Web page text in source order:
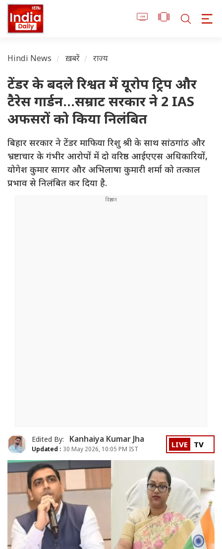
Hindi News ख़बरें राज्य
टेंडर के बदले रिश्वत में यूरोप ट्रिप और
टैरेस गार्डन...सम्राट सरकार ने 2 IAS
अफसरों को किया निलंबित
बिहार सरकार ने टेंडर माफिया रिशु श्री के साथ सांठगांठ और
भ्रष्टाचार के गंभीर आरोपों में दो वरिष्ठ आईएएस अधिकारियों,
योगेश कुमार सागर और अभिलाषा कुमारी शर्मा को तत्काल
प्रभाव से निलंबित कर दिया है.
Edited By: Kanhaiya Kumar Jha
Updated : 30 May 2026, 10:05 PM IST LIVE TV